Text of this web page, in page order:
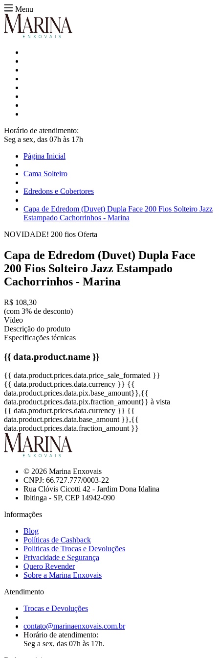
Menu
Horário de atendimento:
Seg a sex, das 07h às 17h
Página Inicial
Cama Solteiro
Edredons e Cobertores
Capa de Edredom (Duvet) Dupla Face 200 Fios Solteiro Jazz
Estampado Cachorrinhos - Marina
NOVIDADE! 200 fios Oferta
Capa de Edredom (Duvet) Dupla Face
200 Fios Solteiro Jazz Estampado
Cachorrinhos - Marina
R$ 108,30
(com 3% de desconto)
Vídeo
Descrição do produto
Especificações técnicas
{{ data.product.name }}
{{ data.product.prices.data.price_sale_formated }}
{{ data.product.prices.data.currency }} {{
data.product.prices.data.pix.base_amount}},{{
data.product.prices.data.pix.fraction_amount}} à vista
{{ data.product.prices.data.currency }} {{
data.product.prices.data.base_amount }},{{
data.product.prices.data.fraction_amount }}
© 2026 Marina Enxovais
CNPJ: 66.727.777/0003-22
Rua Clóvis Cicotti 42 - Jardim Dona Idalina
Ibitinga - SP, CEP 14942-090
Informações
Blog
Políticas de Cashback
Politicas de Trocas e Devoluções
Privacidade e Segurança
Quero Revender
Sobre a Marina Enxovais
Atendimento
Trocas e Devoluções
contato@marinaenxovais.com.br
Horário de atendimento:
Seg a sex, das 07h às 17h.